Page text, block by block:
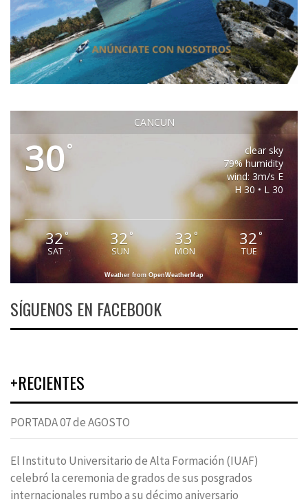
CANCUN
30°
clear sky
79% humidity
wind: 3m/s E
H 30 • L 30
32°
SAT
32°
SUN
33 °
MON
32°
TUE
Weather from OpenWeatherMap
SÍGUENOS EN FACEBOOK
+RECIENTES
PORTADA 07 de AGOSTO
El Instituto Universitario de Alta Formación (IUAF)
celebró la ceremonia de grados de sus posgrados
internacionales rumbo a su décimo aniversario